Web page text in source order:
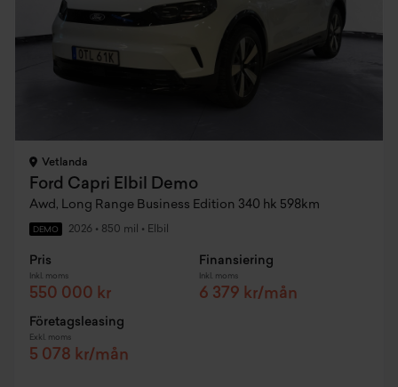
Vetlanda
Ford Capri Elbil Demo
Awd, Long Range Business Edition 340 hk 598km
DEMO 2026 • 850 mil • Elbil
Pris
Inkl. moms
550 000 kr
Finansiering
Inkl. moms
6 379 kr/mån
Företagsleasing
Exkl. moms
5 078 kr/mån